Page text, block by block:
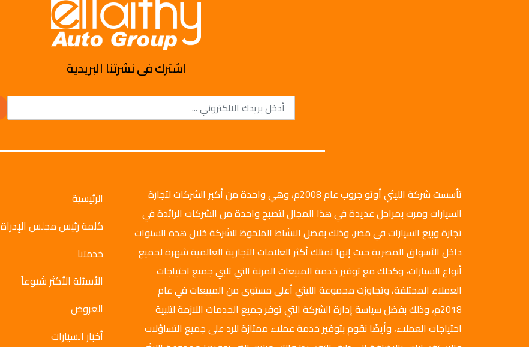
اشترك فى نشرتنا البريدية
تأسست شركة الليثي أوتو جروب عام 2008م، وهي واحدة من أكبر الشركات لتجارة
السيارات ومرت بمراحل عديدة في هذا المجال لتصبح واحدة من الشركات الرائدة في
تجارة وبيع السيارات في مصر، وذلك بفضل النشاط الملحوظ للشركة خلال هذه السنوات
داخل الأسواق المصرية حيث إنها تمتلك أكثر العلامات التجارية العالمية شهرة لجميع
أنواع السيارات، وكذلك مع توفير خدمة المبيعات المرنة التي تلبي جميع احتياجات
العملاء المختلفة، وتجاوزت مجموعة الليثي أعلى مستوى من المبيعات في عام
2018م، وذلك بفضل سياسة إدارة الشركة التي توفر جميع الخدمات اللازمة لتلبية
احتياجات العملاء، وأيضًا نقوم بتوفير خدمة عملاء ممتازة للرد على جميع التساؤلات
الرئيسية
كلمة رئيس مجلس الإدراة
خدمتنا
الأسئلة الأكثر شيوعاً
العروض
أخبار السيارات